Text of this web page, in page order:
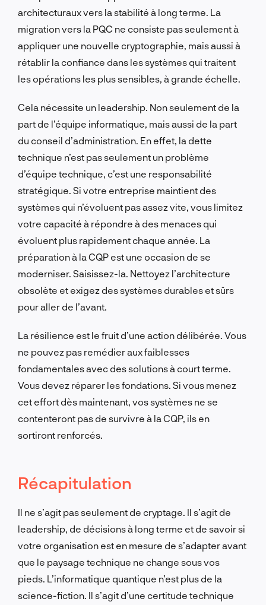
architecturaux vers la stabilité à long terme. La
migration vers la PQC ne consiste pas seulement à
appliquer une nouvelle cryptographie, mais aussi à
rétablir la confiance dans les systèmes qui traitent
les opérations les plus sensibles, à grande échelle.
Cela nécessite un leadership. Non seulement de la
part de l’équipe informatique, mais aussi de la part
du conseil d’administration. En effet, la dette
technique n’est pas seulement un problème
d’équipe technique, c’est une responsabilité
stratégique. Si votre entreprise maintient des
systèmes qui n’évoluent pas assez vite, vous limitez
votre capacité à répondre à des menaces qui
évoluent plus rapidement chaque année. La
préparation à la CQP est une occasion de se
moderniser. Saisissez-la. Nettoyez l’architecture
obsolète et exigez des systèmes durables et sûrs
pour aller de l’avant.
La résilience est le fruit d’une action délibérée. Vous
ne pouvez pas remédier aux faiblesses
fondamentales avec des solutions à court terme.
Vous devez réparer les fondations. Si vous menez
cet effort dès maintenant, vos systèmes ne se
contenteront pas de survivre à la CQP, ils en
sortiront renforcés.
Récapitulation
Il ne s’agit pas seulement de cryptage. Il s’agit de
leadership, de décisions à long terme et de savoir si
votre organisation est en mesure de s’adapter avant
que le paysage technique ne change sous vos
pieds. L’informatique quantique n’est plus de la
science-fiction. Il s’agit d’une certitude technique